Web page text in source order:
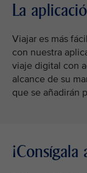
La
Viajar es más
con nuestra
viaje digital con
alcance de su
que se añadirán
¡Consígala